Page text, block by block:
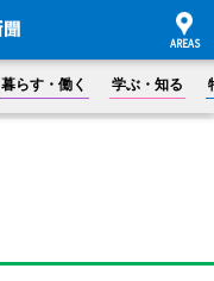
暮らす・働く 学ぶ・知る